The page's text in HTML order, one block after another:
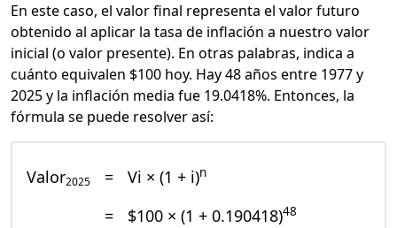
En este caso, el valor final representa el valor futuro
obtenido al aplicar la tasa de inflación a nuestro valor
inicial (o valor presente). En otras palabras, indica a
cuánto equivalen $100 hoy. Hay 48 años entre 1977 y
2025 y la inflación media fue 19.0418%. Entonces, la
fórmula se puede resolver así:
Valor2025 = Vi × (1 + i)n
= $100 × (1 + 0.190418)48